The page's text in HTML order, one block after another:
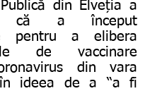
din Elveția a
că a început
pentru a elibera
de vaccinare
din vara
în ideea de a “a fi